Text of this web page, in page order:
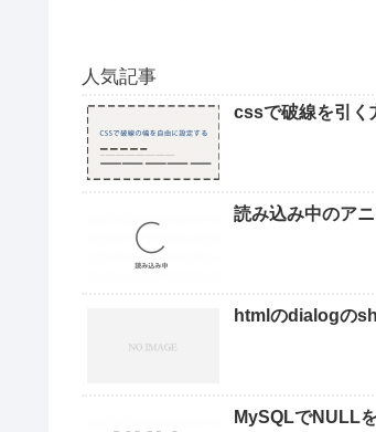
人気記事
cssで破線を引く
読み込み中のア
htmlのdialogの
MySQLでNULL